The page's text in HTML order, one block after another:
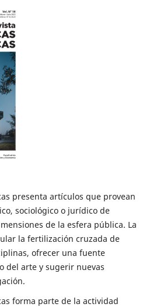
presenta artículos que provean
sociológico o jurídico de
de la esfera pública. La
la fertilización cruzada de
ofrecer una fuente
del arte y sugerir nuevas
forma parte de la actividad